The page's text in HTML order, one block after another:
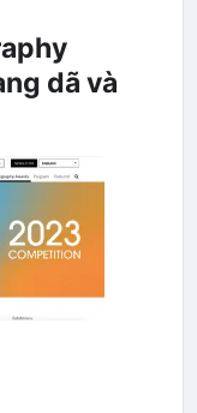
dã và